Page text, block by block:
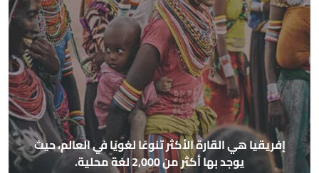
إفريقيا هي القارة الأكثر تنوعًا لغويًا في العالم، حيث
يوجد بها أكثر من 2,000 لغة محلية.